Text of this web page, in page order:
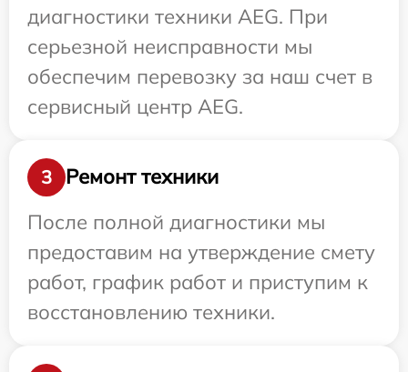
диагностики техники AEG. При
серьезной неисправности мы
обеспечим перевозку за наш счет в
сервисный центр AEG.
3
Ремонт техники
После полной диагностики мы
предоставим на утверждение смету
работ, график работ и приступим к
восстановлению техники.